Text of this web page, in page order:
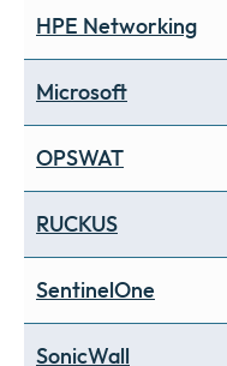
HPE Networking
Microsoft
OPSWAT
RUCKUS
SentinelOne
SonicWall